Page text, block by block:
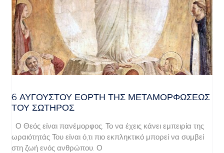
6 ΑΥΓΟΥΣΤΟΥ ΕΟΡΤΗ ΤΗΣ ΜΕΤΑΜΟΡΦΩΣΕΩΣ
ΤΟΥ ΣΩΤΗΡΟΣ
Ο Θεός είναι πανέμορφος. Το να έχεις κάνει εμπειρία της
ωραιότητάς Του είναι ό,τι πιο εκπληκτικό μπορεί να συμβεί
στη ζωή ενός ανθρώπου. Ο